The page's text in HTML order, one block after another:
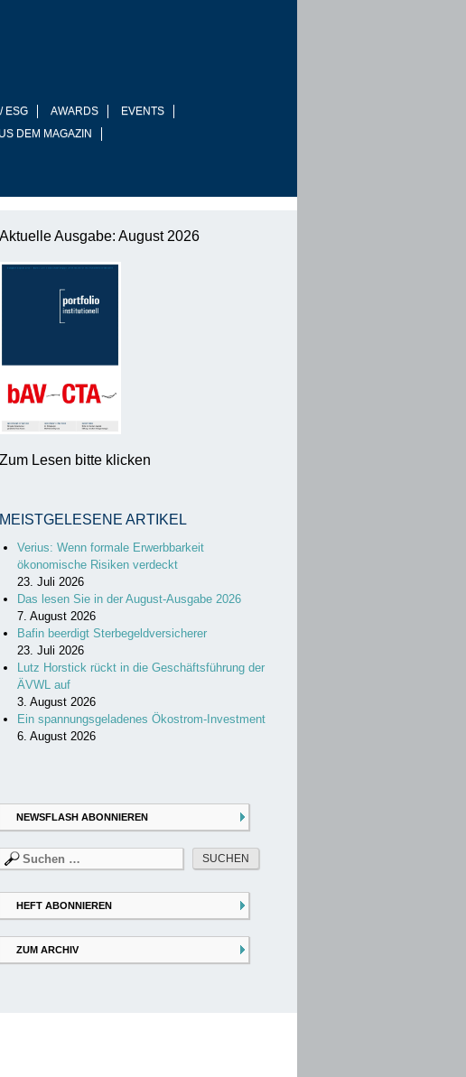
ESG AWARDS
EVENTS
DEM MAGAZIN
Aktuelle Ausgabe: August 2026
Zum Lesen bitte klicken
MEISTGELESENE ARTIKEL
Verius: Wenn formale Erwerbbarkeit
ökonomische Risiken verdeckt
23. Juli 2026
Das lesen Sie in der August-Ausgabe 2026
7. August 2026
Bafin beerdigt Sterbegeldversicherer
23. Juli 2026
Lutz Horstick rückt in die Geschäftsführung der
ÄVWL auf
3. August 2026
Ein spannungsgeladenes Ökostrom-Investment
6. August 2026
NEWSFLASH ABONNIEREN
Suchen
nach:
HEFT ABONNIEREN
ZUM ARCHIV